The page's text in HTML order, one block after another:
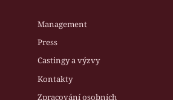
Management
Press
Castingy a výzvy
Kontakty
Zpracování osobních